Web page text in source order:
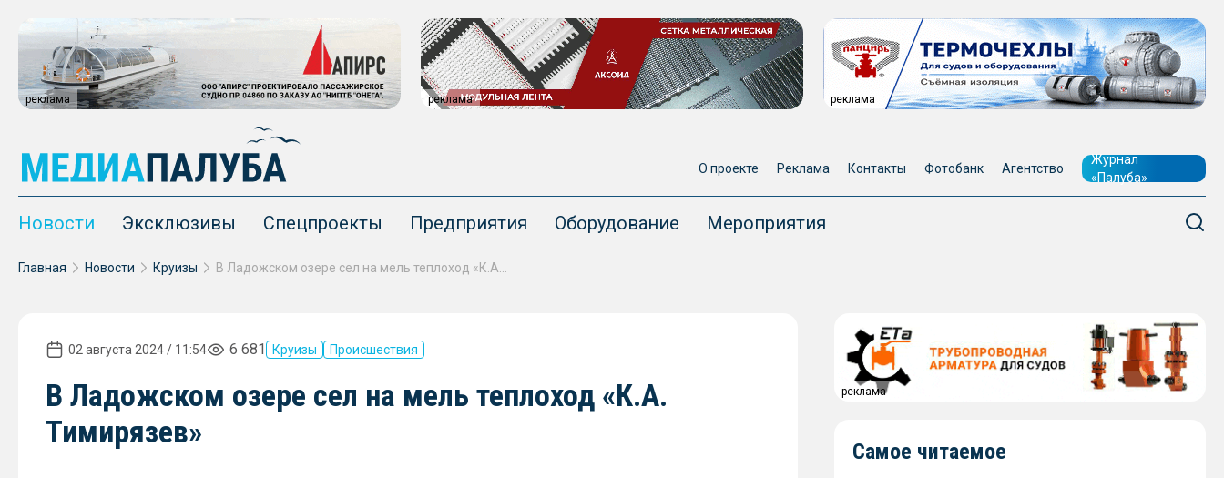
реклама реклама реклама
О проекте Реклама Контакты Фотобанк Агентство
Журнал
«Палуба»
Новости Эксклюзивы Спецпроекты Предприятия Оборудование Мероприятия
Главная Новости Круизы
02 августа 2024 / 11:54 6 681 Круизы Происшествия
В Ладожском озере сел на мель теплоход «К.А.
Тимирязев»
реклама
Самое читаемое